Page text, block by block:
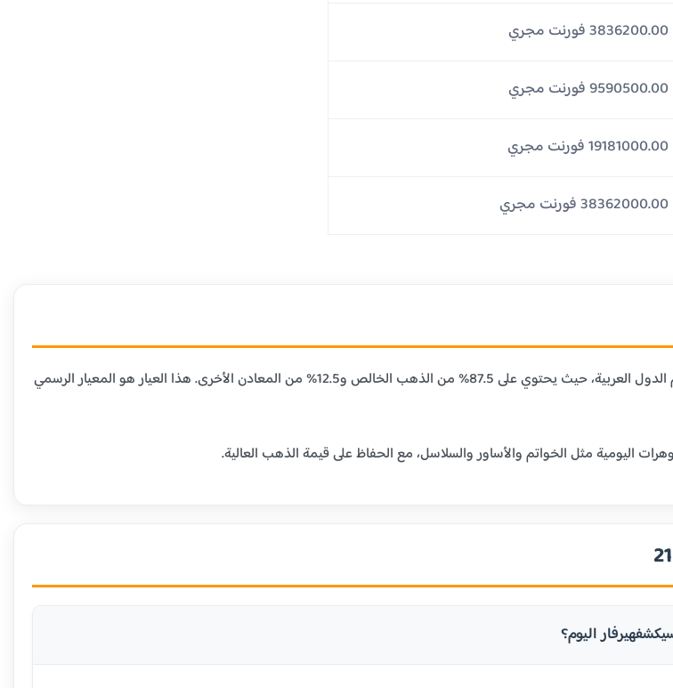
3836200.00 فورنت مجري
9590500.00 فورنت مجري
19181000.00 فورنت مجري
38362000.00 فورنت مجري
عيار 21 قيراط هو الأكثر شيوعاً في مصر ومعظم الدول العربية، حيث يحتوي على 87.5% من الذهب الخالص و12.5% من المعادن الأخرى. هذا العيار هو المعيار الرسمي